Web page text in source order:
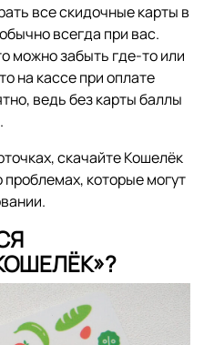
все скидочные карты в
всегда при вас.
можно забыть где-то или
на кассе при оплате
ведь без карты баллы
скачайте Кошелёк
которые могут